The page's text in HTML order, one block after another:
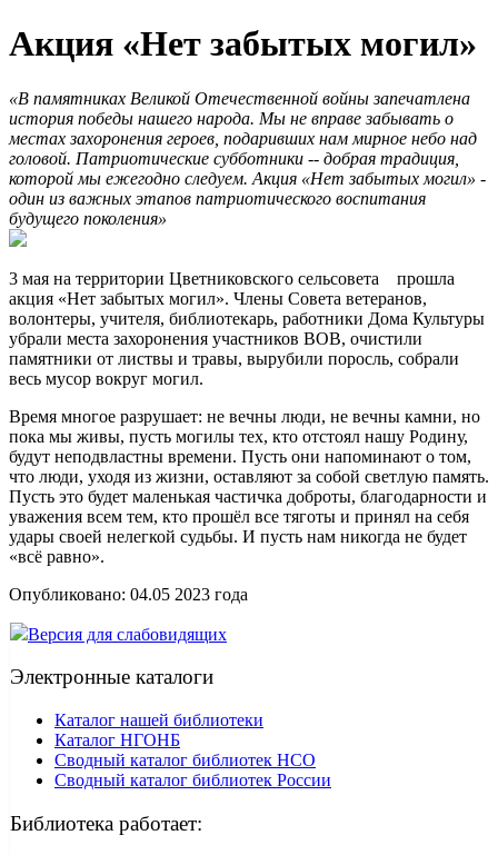
Акция «Нет забытых могил»
«В памятниках Великой Отечественной войны запечатлена
история победы нашего народа. Мы не вправе забывать о
местах захоронения героев, подаривших нам мирное небо над
головой. Патриотические субботники -- добрая традиция,
которой мы ежегодно следуем. Акция «Нет забытых могил» -
один из важных этапов патриотического воспитания
будущего поколения»
3 мая на территории Цветниковского сельсовета прошла
акция «Нет забытых могил». Члены Совета ветеранов,
волонтеры, учителя, библиотекарь, работники Дома Культуры
убрали места захоронения участников ВОВ, очистили
памятники от листвы и травы, вырубили поросль, собрали
весь мусор вокруг могил.
Время многое разрушает: не вечны люди, не вечны камни, но
пока мы живы, пусть могилы тех, кто отстоял нашу Родину,
будут неподвластны времени. Пусть они напоминают о том,
что люди, уходя из жизни, оставляют за собой светлую память.
Пусть это будет маленькая частичка доброты, благодарности и
уважения всем тем, кто прошёл все тяготы и принял на себя
удары своей нелегкой судьбы. И пусть нам никогда не будет
«всё равно».
Опубликовано: 04.05 2023 года
Версия для слабовидящих
Электронные каталоги
Каталог нашей библиотеки
Каталог НГОНБ
Сводный каталог библиотек НСО
Сводный каталог библиотек России
Библиотека работает: